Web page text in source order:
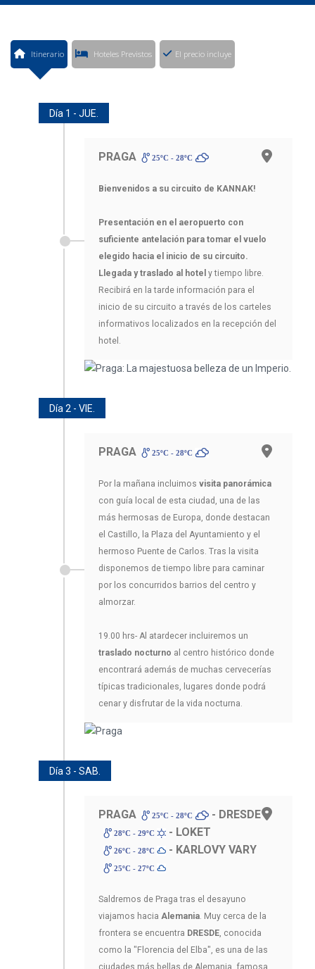
Itinerario Hoteles Previstos El precio incluye
Día 1 - JUE.
PRAGA 25ºC - 28ºC
Bienvenidos a su circuito de KANNAK!
Presentación en el aeropuerto con
suficiente antelación para tomar el vuelo
elegido hacia el inicio de su circuito.
Llegada y traslado al hotel y tiempo libre.
Recibirá en la tarde información para el
inicio de su circuito a través de los carteles
informativos localizados en la recepción del
hotel.
Día 2 - VIE.
PRAGA 25ºC - 28ºC
Por la mañana incluimos visita panorámica
con guía local de esta ciudad, una de las
más hermosas de Europa, donde destacan
el Castillo, la Plaza del Ayuntamiento y el
hermoso Puente de Carlos. Tras la visita
disponemos de tiempo libre para caminar
por los concurridos barrios del centro y
almorzar.
19.00 hrs- Al atardecer incluiremos un
traslado nocturno al centro histórico donde
encontrará además de muchas cervecerías
típicas tradicionales, lugares donde podrá
cenar y disfrutar de la vida nocturna.
Día 3 - SAB.
PRAGA 25ºC - 28ºC - DRESDE
28ºC - 29ºC - LOKET
26ºC - 28ºC - KARLOVY VARY
25ºC - 27ºC
Saldremos de Praga tras el desayuno
viajamos hacia Alemania . Muy cerca de la
frontera se encuentra DRESDE , conocida
como la "Florencia del Elba", es una de las
ciudades más bellas de Alemania, famosa